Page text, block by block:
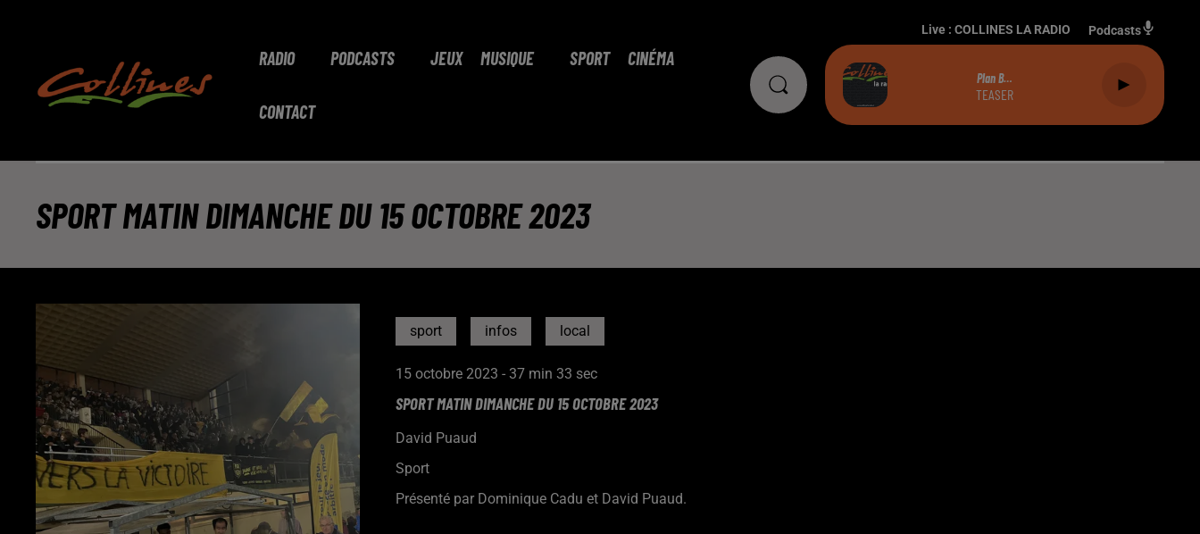
RADIO PODCASTS JEUX MUSIQUE SPORT CINÉMA
CONTACT
Live : COLLINES LA RADIO Podcasts
Plan B…
TEASER
SPORT MATIN DIMANCHE DU 15 OCTOBRE 2023
sport infos local
15 octobre 2023 - 37 min 33 sec
SPORT MATIN DIMANCHE DU 15 OCTOBRE 2023
David Puaud
Sport
Présenté par Dominique Cadu et David Puaud.